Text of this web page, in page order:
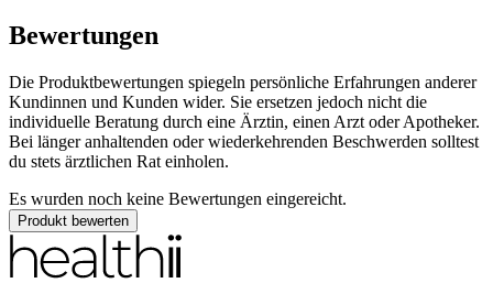
Bewertungen
Die Produktbewertungen spiegeln persönliche Erfahrungen anderer
Kundinnen und Kunden wider. Sie ersetzen jedoch nicht die
individuelle Beratung durch eine Ärztin, einen Arzt oder Apotheker.
Bei länger anhaltenden oder wiederkehrenden Beschwerden solltest
du stets ärztlichen Rat einholen.
Es wurden noch keine Bewertungen eingereicht.
Produkt bewerten